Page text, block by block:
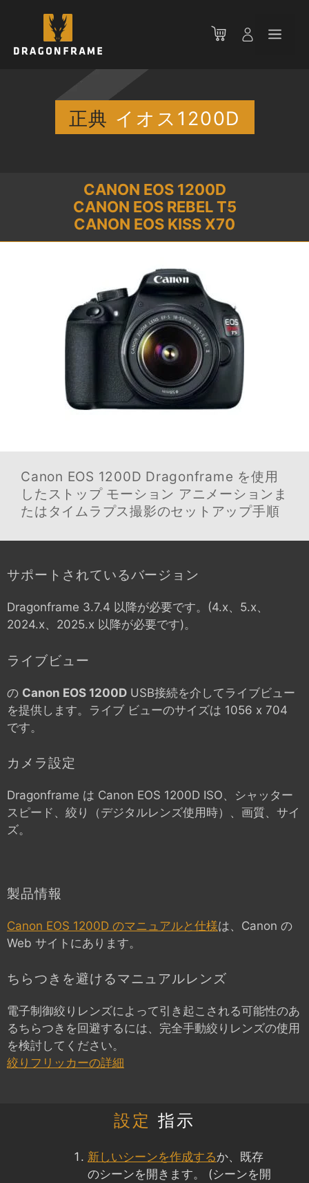
メ
正典 イオス1200D
CANON EOS 1200D
CANON EOS REBEL T5
CANON EOS KISS X70
Canon EOS 1200D Dragonframe を使用
したストップ モーション アニメーションま
たはタイムラプス撮影のセットアップ手順
サポートされているバージョン
Dragonframe 3.7.4 以降が必要です。(4.x、5.x、
2024.x、2025.x 以降が必要です)。
ライブビュー
の Canon EOS 1200D USB接続を介してライブビュー
を提供します。ライブ ビューのサイズは 1056 x 704
です。
カメラ設定
Dragonframe は Canon EOS 1200D ISO、シャッター
スピード、絞り（デジタルレンズ使用時）、画質、サイ
ズ。
製品情報
Canon EOS 1200D のマニュアルと仕様は、Canon の
Web サイトにあります。
ちらつきを避けるマニュアルレンズ
電子制御絞りレンズによって引き起こされる可能性のあ
るちらつきを回避するには、完全手動絞りレンズの使用
を検討してください。
絞りフリッカーの詳細
設定 指示
新しいシーンを作成するか、既存
のシーンを開きます。 (シーンを開